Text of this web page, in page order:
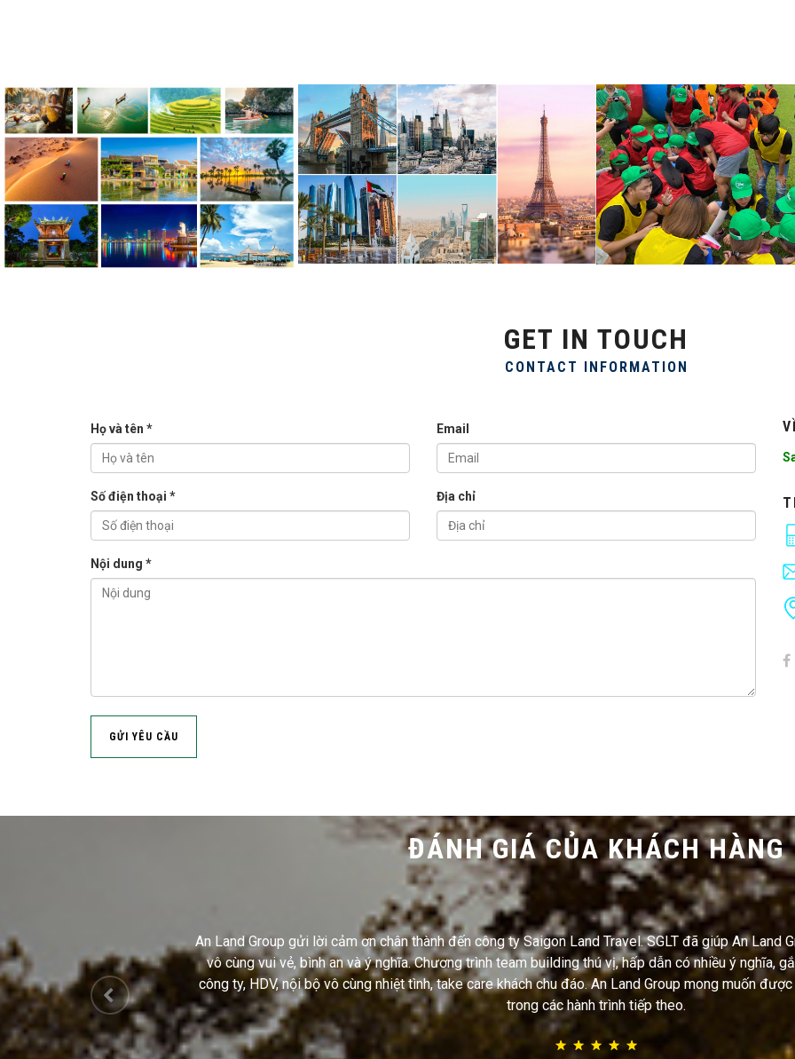
TOUR TRONG NƯỚC
Cung cấp các chương trình Tour Du Lịch Miền
Nam, Miền Trung, Miền Bắc. Tour ghép đoàn,
tour đoàn thể, Company Trip, Teambuilding,
TOUR NƯỚC NGOÀI
Nhận Tổ Chức tour du lịch nước ngoài: Tour
Đông Nam Á, Tour Hàn Quốc, Tour Nhật Bản,
Tour Dubai, Tour Châu Âu
TEAM BUILDING
Cung cấp các gói dịch vụ
nhiều phong cách khác nhau.
phong phú, đa dạng, giá cả
GET IN TOUCH
CONTACT INFORMATION
Họ và tên * Email
Số điện thoại * Địa chỉ
Nội dung *
GỬI YÊU CẦU
ĐÁNH GIÁ CỦA KHÁCH HÀNG
An Land Group gửi lời cảm ơn chân thành đến công ty Saigon Land Travel. SGLT đã giúp An Land
vô cùng vui vẻ, bình an và ý nghĩa. Chương trình team building thú vị, hấp dẫn có nhiều ý nghĩa,
công ty, HDV, nội bộ vô cùng nhiệt tình, take care khách chu đáo. An Land Group mong muốn
trong các hành trình tiếp theo.